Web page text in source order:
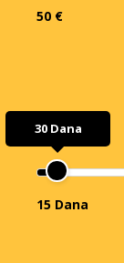
50 €
30 Dana
15 Dana